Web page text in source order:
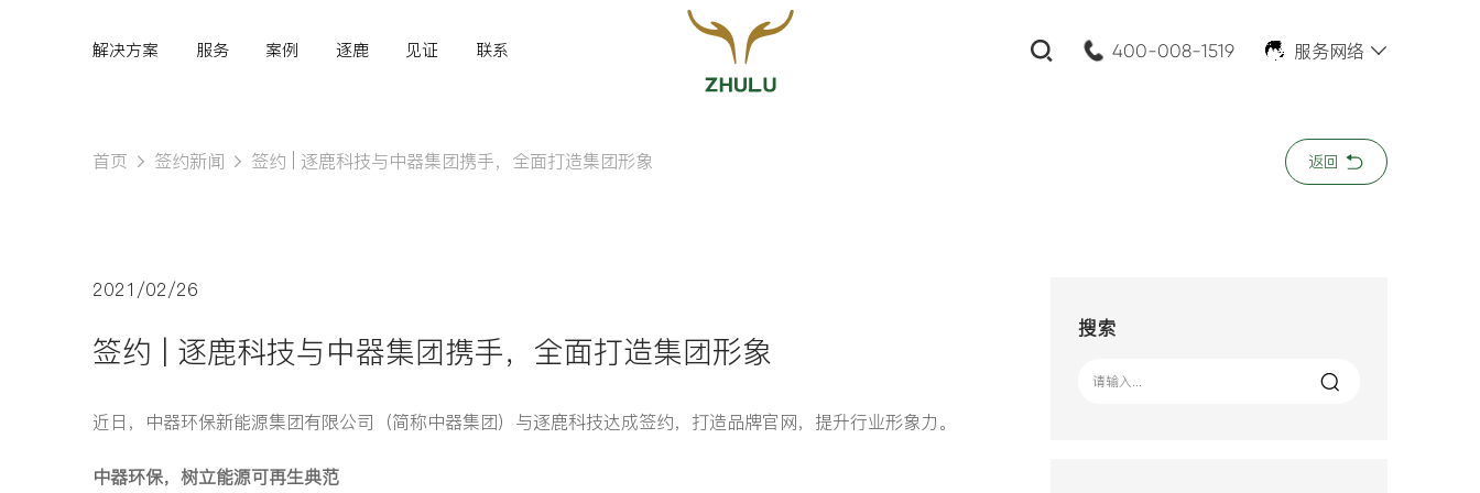
解决方案 服务 案例 逐鹿 见证 联系 400-008-1519 服务网络
首页 签约新闻 签约 | 逐鹿科技与中器集团携手，全面打造集团形象 返回
2021/02/26
签约 | 逐鹿科技与中器集团携手，全面打造集团形象
近日，中器环保新能源集团有限公司（简称中器集团）与逐鹿科技达成签约，打造品牌官网，提升行业形象力。
中器环保，树立能源可再生典范
搜索
关闭
认真聆听您的需求
是我们最重要的工作之
一...
您的需求: